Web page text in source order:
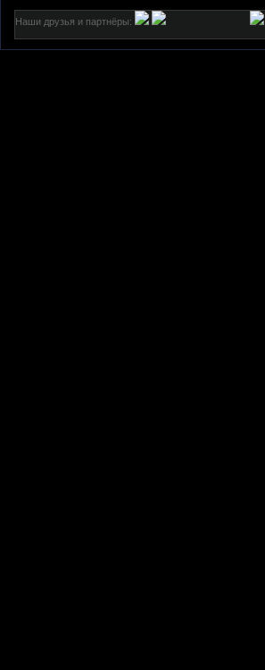
Наши друзья и партнёры: